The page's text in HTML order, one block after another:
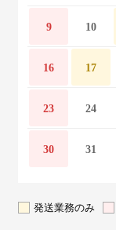
9 10
16 17
23 24
30 31
発送業務のみ